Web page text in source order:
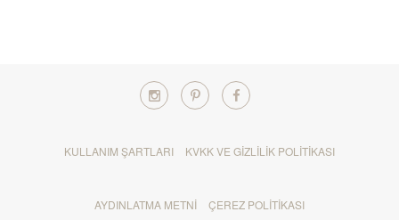
KULLANIM ŞARTLARI KVKK VE GIZLILIK POLITIKASI
AYDINLATMA METNI ÇEREZ POLITIKASI